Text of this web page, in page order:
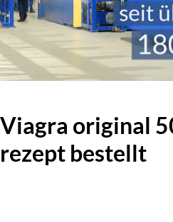
Viagra original
rezept bestellt